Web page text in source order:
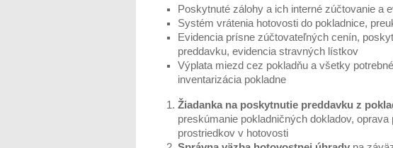
Poskytnuté zálohy a ich interné zúčtovanie a
Systém vrátenia hotovosti do pokladnice,
Evidencia prísne zúčtovateľných cenín,
preddavku, evidencia stravných lístkov
Výplata miezd cez pokladňu a všetky
inventarizácia pokladne
Žiadanka na poskytnutie preddavku z
preskúmanie pokladničných dokladov,
prostriedkov v hotovosti